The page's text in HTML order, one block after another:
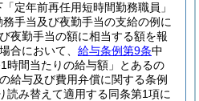
定年前再任用短時間勤務職員」
手当及び夜勤手当の支給の例に
夜勤手当の額に相当する額を報
合において、 給与条例第9条中
時間当たりの給与額」とあるの
給与及び費用弁償に関する条例
読み替えて適用する同条第1項に